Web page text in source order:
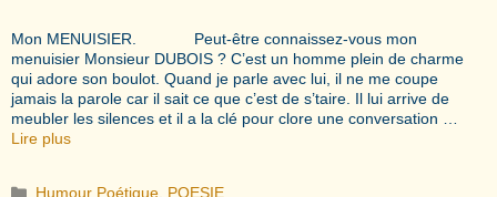
Mon MENUISIER. Peut-être connaissez-vous mon
menuisier Monsieur DUBOIS ? C’est un homme plein de charme
qui adore son boulot. Quand je parle avec lui, il ne me coupe
jamais la parole car il sait ce que c’est de s’taire. Il lui arrive de
meubler les silences et il a la clé pour clore une conversation …
Lire plus
Catégories
Humour Poétique POESIE